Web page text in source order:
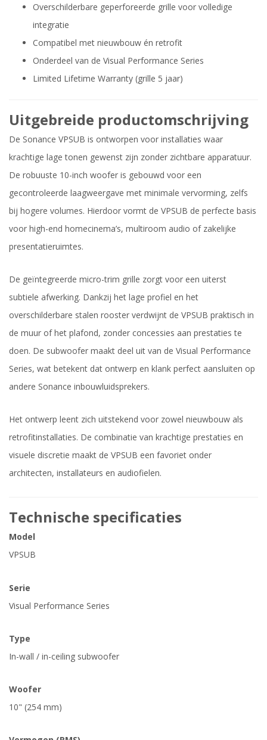
Overschilderbare geperforeerde grille voor volledige
integratie
Compatibel met nieuwbouw én retrofit
Onderdeel van de Visual Performance Series
Limited Lifetime Warranty (grille 5 jaar)
Uitgebreide productomschrijving
De Sonance VPSUB is ontworpen voor installaties waar
krachtige lage tonen gewenst zijn zonder zichtbare apparatuur.
De robuuste 10-inch woofer is gebouwd voor een
gecontroleerde laagweergave met minimale vervorming, zelfs
bij hogere volumes. Hierdoor vormt de VPSUB de perfecte basis
voor high-end homecinema’s, multiroom audio of zakelijke
presentatieruimtes.
De geïntegreerde micro-trim grille zorgt voor een uiterst
subtiele afwerking. Dankzij het lage profiel en het
overschilderbare stalen rooster verdwijnt de VPSUB praktisch in
de muur of het plafond, zonder concessies aan prestaties te
doen. De subwoofer maakt deel uit van de Visual Performance
Series, wat betekent dat ontwerp en klank perfect aansluiten op
andere Sonance inbouwluidsprekers.
Het ontwerp leent zich uitstekend voor zowel nieuwbouw als
retrofitinstallaties. De combinatie van krachtige prestaties en
visuele discretie maakt de VPSUB een favoriet onder
architecten, installateurs en audiofielen.
Technische specificaties
Model
VPSUB
Serie
Visual Performance Series
Type
In-wall / in-ceiling subwoofer
Woofer
10" (254 mm)